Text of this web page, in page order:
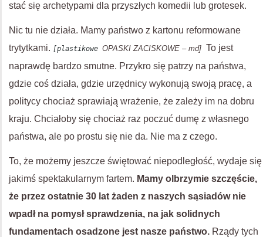
stać się archetypami dla przyszłych komedii lub grotesek.
Nic tu nie działa. Mamy państwo z kartonu reformowane
trytytkami. [plastikowe OPASKI ZACISKOWE – md] To jest
naprawdę bardzo smutne. Przykro się patrzy na państwa,
gdzie coś działa, gdzie urzędnicy wykonują swoją pracę, a
politycy chociaż sprawiają wrażenie, że zależy im na dobru
kraju. Chciałoby się chociaż raz poczuć dumę z własnego
państwa, ale po prostu się nie da. Nie ma z czego.
To, że możemy jeszcze świętować niepodległość, wydaje się
jakimś spektakularnym fartem. Mamy olbrzymie szczęście,
że przez ostatnie 30 lat żaden z naszych sąsiadów nie
wpadł na pomysł sprawdzenia, na jak solidnych
fundamentach osadzone jest nasze państwo. Rządy tych